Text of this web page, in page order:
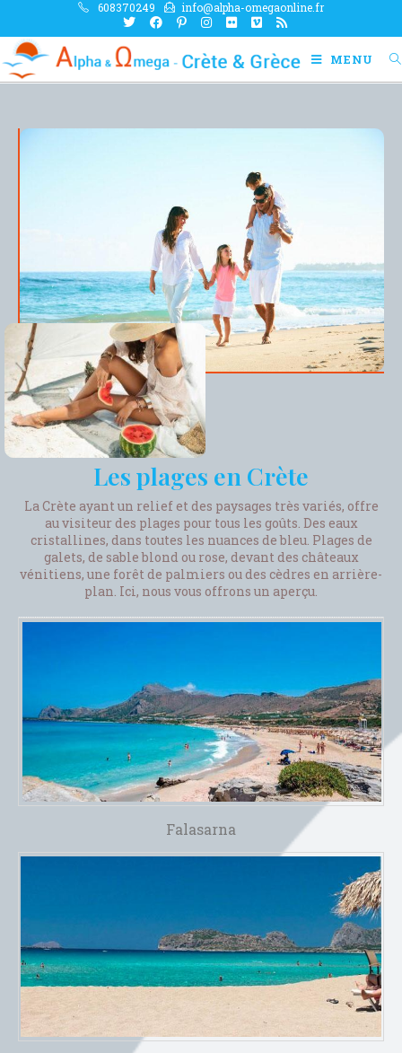
608370249 info@alpha-omegaonline.fr
MENU
Crète et Grèce
Les plages en Crète
La Crète ayant un relief et des paysages très variés, offre
au visiteur des plages pour tous les goûts. Des eaux
cristallines, dans toutes les nuances de bleu. Plages de
galets, de sable blond ou rose, devant des châteaux
vénitiens, une forêt de palmiers ou des cèdres en arrière-
plan. Ici, nous vous offrons un aperçu.
Falasarna